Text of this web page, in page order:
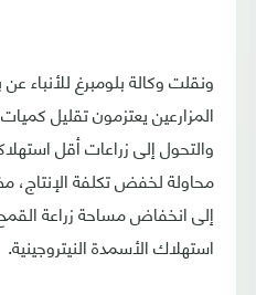
ونقلت وكالة بلومبرغ للأنباء
المزارعين يعتزمون تقليل
والتحول إلى زراعات أقل
محاولة لخفض تكلفة الإنتاج،
إلى انخفاض مساحة زراعة
استهلاك الأسمدة النيتروجينية.